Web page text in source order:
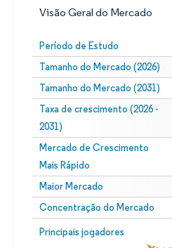
Visão Geral do Mercado
Período de Estudo
Tamanho do Mercado (2026)
Tamanho do Mercado (2031)
Taxa de crescimento (2026 -
2031)
Mercado de Crescimento
Mais Rápido
Maior Mercado
Concentração do Mercado
Principais jogadores
Imagem © Mordor Intelligence. O
atribuição conforme CC BY 4.0.